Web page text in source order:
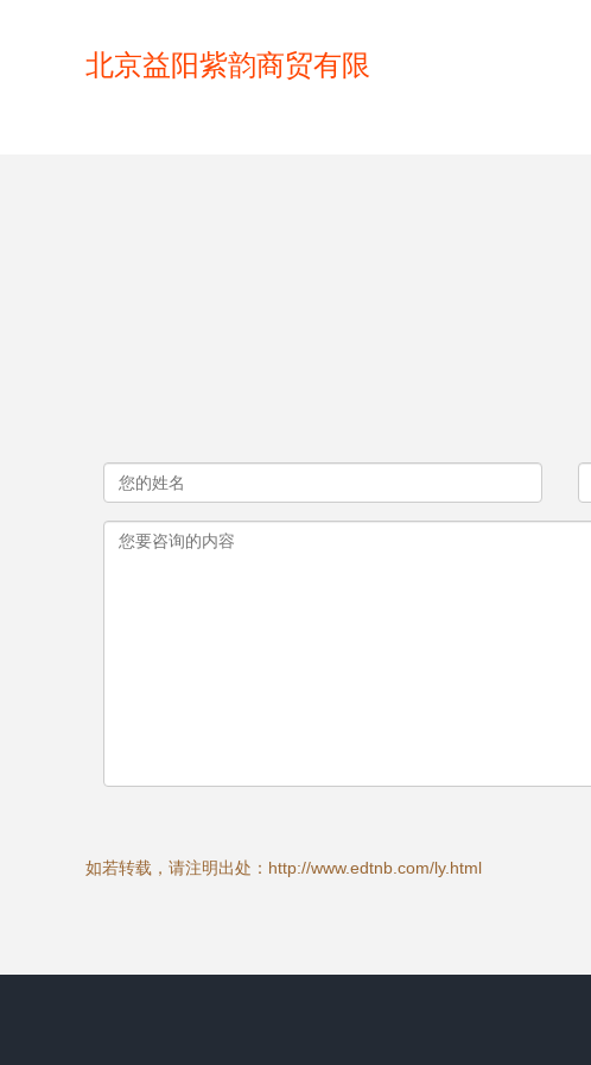
北京益阳紫韵商贸有限
如若转载，请注明出处：http://www.edtnb.com/ly.html